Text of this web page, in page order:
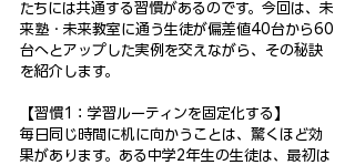
たちには共通する習慣があるのです。今回は、未
来塾・未来教室に通う生徒が偏差値40台から60
台へとアップした実例を交えながら、その秘訣
を紹介します。
【習慣1：学習ルーティンを固定化する】
毎日同じ時間に机に向かうことは、驚くほど効
果があります。ある中学2年生の生徒は、最初は